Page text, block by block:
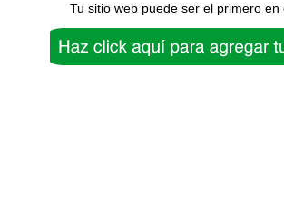
Tu sitio web puede ser el primero en